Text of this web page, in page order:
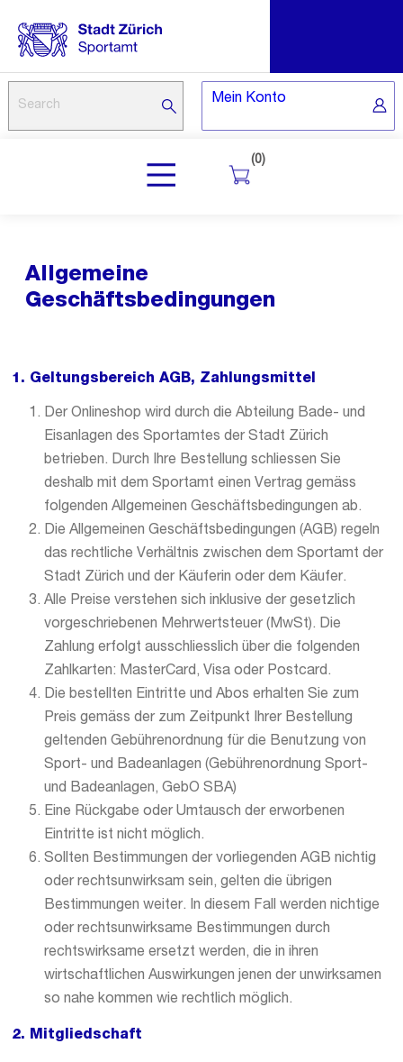
Mein Konto
(0)
Allgemeine
Geschäftsbedingungen
1. Geltungsbereich AGB, Zahlungsmittel
Der Onlineshop wird durch die Abteilung Bade- und
Eisanlagen des Sportamtes der Stadt Zürich
betrieben. Durch Ihre Bestellung schliessen Sie
deshalb mit dem Sportamt einen Vertrag gemäss
folgenden Allgemeinen Geschäftsbedingungen ab.
Die Allgemeinen Geschäftsbedingungen (AGB) regeln
das rechtliche Verhältnis zwischen dem Sportamt der
Stadt Zürich und der Käuferin oder dem Käufer.
Alle Preise verstehen sich inklusive der gesetzlich
vorgeschriebenen Mehrwertsteuer (MwSt). Die
Zahlung erfolgt ausschliesslich über die folgenden
Zahlkarten: MasterCard, Visa oder Postcard.
Die bestellten Eintritte und Abos erhalten Sie zum
Preis gemäss der zum Zeitpunkt Ihrer Bestellung
geltenden Gebührenordnung für die Benutzung von
Sport- und Badeanlagen (Gebührenordnung Sport-
und Badeanlagen, GebO SBA)
Eine Rückgabe oder Umtausch der erworbenen
Eintritte ist nicht möglich.
Sollten Bestimmungen der vorliegenden AGB nichtig
oder rechtsunwirksam sein, gelten die übrigen
Bestimmungen weiter. In diesem Fall werden nichtige
oder rechtsunwirksame Bestimmungen durch
rechtswirksame ersetzt werden, die in ihren
wirtschaftlichen Auswirkungen jenen der unwirksamen
so nahe kommen wie rechtlich möglich.
2. Mitgliedschaft